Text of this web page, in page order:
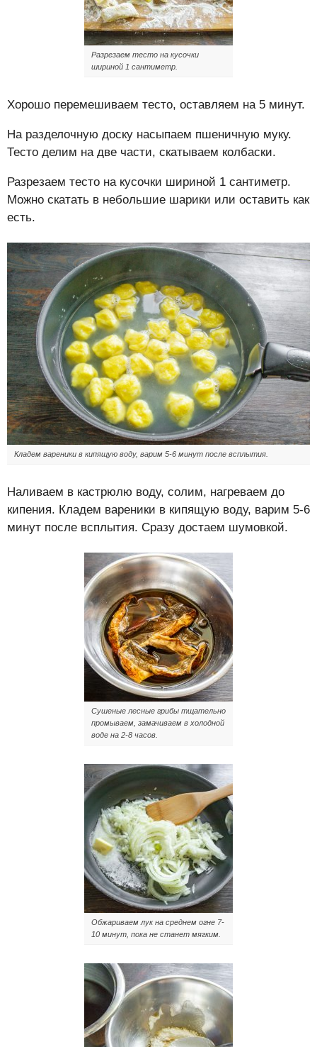
Разрезаем тесто на кусочки
шириной 1 сантиметр.
Хорошо перемешиваем тесто, оставляем на 5 минут.
На разделочную доску насыпаем пшеничную муку.
Тесто делим на две части, скатываем колбаски.
Разрезаем тесто на кусочки шириной 1 сантиметр.
Можно скатать в небольшие шарики или оставить как
есть.
Кладем вареники в кипящую воду, варим 5-6 минут после всплытия.
Наливаем в кастрюлю воду, солим, нагреваем до
кипения. Кладем вареники в кипящую воду, варим 5-6
минут после всплытия. Сразу достаем шумовкой.
Сушеные лесные грибы тщательно
промываем, замачиваем в холодной
воде на 2-8 часов.
Обжариваем лук на среднем огне 7-
10 минут, пока не станет мягким.